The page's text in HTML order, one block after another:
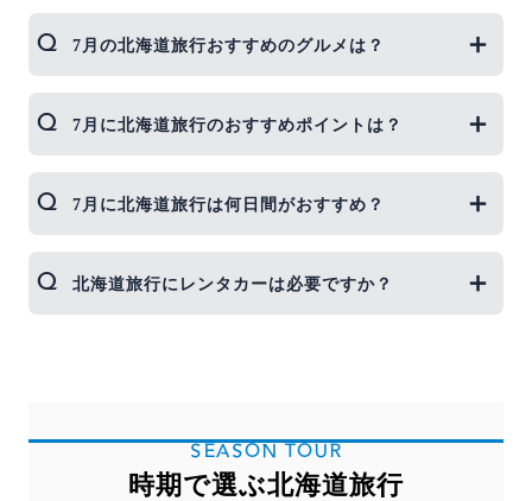
7月の北海道旅行おすすめのグルメは？
が、7月はエゾバフンウニが旬を迎えます。おいし
い海鮮丼を食べるなら札幌中央卸売市場場外市場
す。
またフルーツではメロンがシーズンを迎えていま
パフェなども忘れずに召し上がってくださいね。
7月に北海道旅行のおすすめポイントは？
や森の中で遊ぶのに適したシーズンに。家族で自然
を楽しみたい人におすすめの時期です。ルスツやニ
も豊富に楽しめます。
7月に北海道旅行は何日間がおすすめ？
で1日、小樽で1日、富良野・美瑛で1日…というよ
うにホテルを移動しながら、さまざまな観光地を楽
いね。
北海道旅行にレンタカーは必要ですか？
SEASON TOUR
時期で選ぶ北海道旅行